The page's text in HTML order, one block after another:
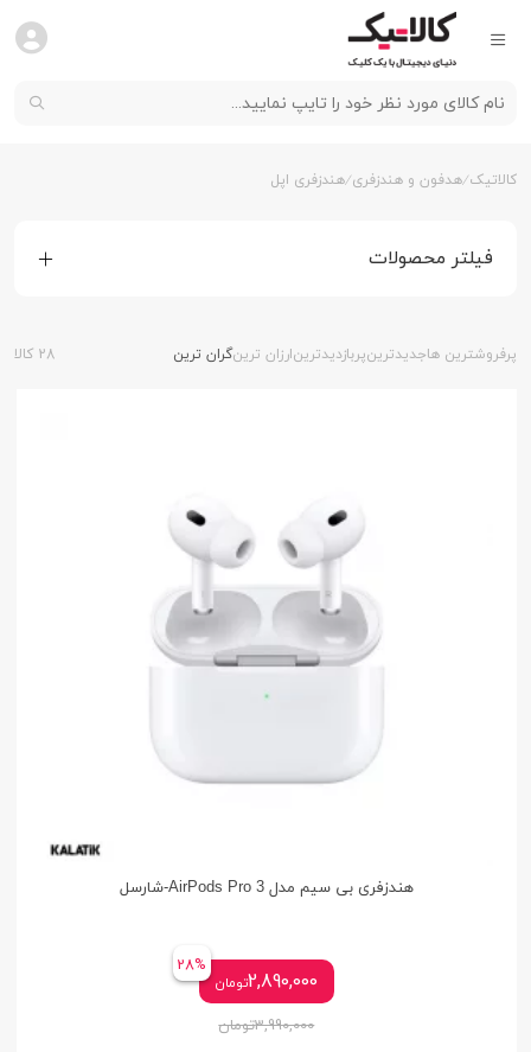
کالاتیک هدفون و هندزفری هندزفری اپل
فیلتر محصولات
پرفروشترین هاجدیدترینپربازدیدترینارزان ترینگران ترین 28 کالا
هندزفری بی سیم مدل AirPods Pro 3-شارسل
2,890,000تومان
28%
3,990,000تومان